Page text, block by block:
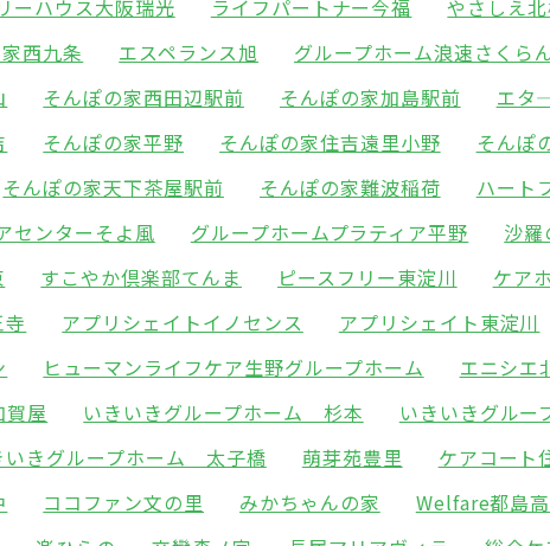
ーハウス大阪瑞光 ライフパートナー今福 やさしえ
西九条 エスペランス旭 グループホーム浪速さくら
そんぽの家西田辺駅前 そんぽの家加島駅前 エタ
そんぽの家平野 そんぽの家住吉遠里小野 そんぽ
そんぽの家天下茶屋駅前 そんぽの家難波稲荷
ハート
センターそよ風 グループホームプラティア平野 沙羅
すこやか倶楽部てんま ピースフリー東淀川 ケア
アプリシェイトイノセンス アプリシェイト東淀川
ヒューマンライフケア生野グループホーム エニシエ
賀屋 いきいきグループホーム 杉本
いきいきグル
いきグループホーム 太子橋 萌芽苑豊里 ケアコート
ココファン文の里 みかちゃんの家 Welfare都島